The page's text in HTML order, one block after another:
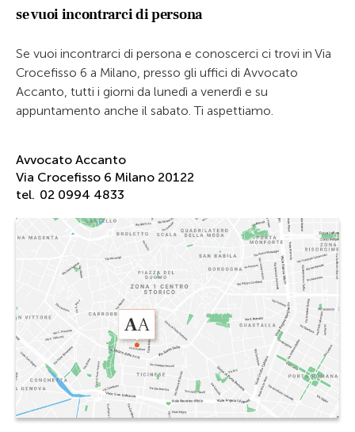
se vuoi incontrarci di persona
Se vuoi incontrarci di persona e conoscerci ci trovi in Via
Crocefisso 6 a Milano, presso gli uffici di Avvocato
Accanto, tutti i giorni da lunedì a venerdì e su
appuntamento anche il sabato. Ti aspettiamo.
Avvocato Accanto
Via Crocefisso 6 Milano 20122
tel. 02 0994 4833